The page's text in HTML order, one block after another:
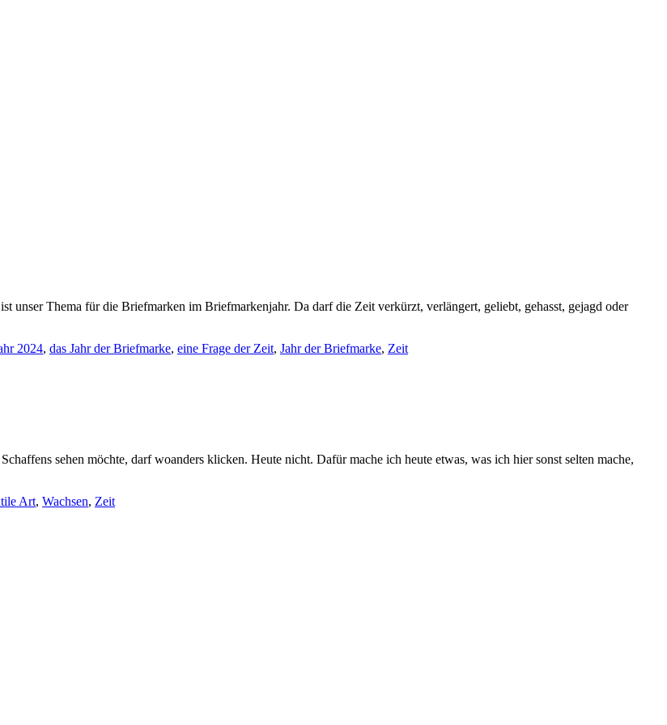
unser Thema für die Briefmarken im Briefmarkenjahr. Da darf die Zeit verkürzt, verlängert, geliebt, gehasst, gejagd oder
2024, das Jahr der Briefmarke, eine Frage der Zeit, Jahr der Briefmarke, Zeit
sehen möchte, darf woanders klicken. Heute nicht. Dafür mache ich heute etwas, was ich hier sonst selten mache,
Art, Wachsen, Zeit